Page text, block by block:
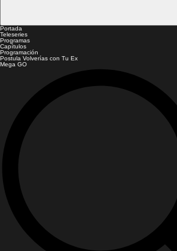
Portada
Teleseries
Programas
Capítulos
Programación
Postula Volverías con Tu Ex
Mega GO